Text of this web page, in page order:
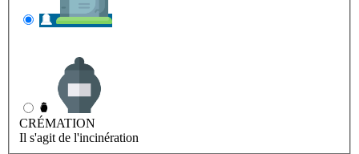
CRÉMATION
Il s'agit de l'incinération